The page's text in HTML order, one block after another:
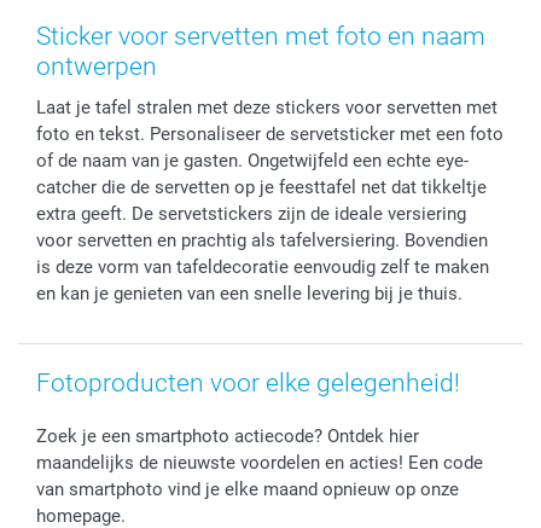
Stickers en Etiketten
Fotokaders, Decoratie en Snoepjes
Geschenken voor hem
Afstuderen
Vaderdag
Verjaardag
Geboorte
Voorwaarden
Herroepingsrecht
Wettelijke garantie
Privacybeleid
Cookiebeleid
Prijslijst
Jobs & Stages
Investor Relations
smartgarantie
smartbonus
Grote bestellingen
Levering
Mijn orderstatus
smartfriends
Sticker voor servetten met foto en naam
ontwerpen
Laat je tafel stralen met deze stickers voor servetten met
foto en tekst. Personaliseer de servetsticker met een foto
of de naam van je gasten. Ongetwijfeld een echte eye-
catcher die de servetten op je feesttafel net dat tikkeltje
extra geeft. De servetstickers zijn de ideale versiering
voor servetten en prachtig als tafelversiering. Bovendien
is deze vorm van tafeldecoratie eenvoudig zelf te maken
en kan je genieten van een snelle levering bij je thuis.
Fotoproducten voor elke gelegenheid!
Zoek je een smartphoto actiecode? Ontdek hier
maandelijks de nieuwste voordelen en acties! Een code
van smartphoto vind je elke maand opnieuw op onze
homepage.